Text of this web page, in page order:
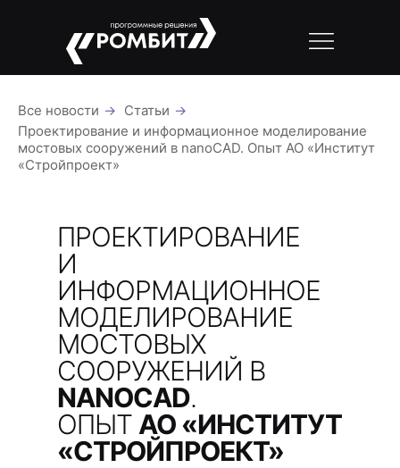
Все новости → Статьи →
Проектирование и информационное моделирование
мостовых сооружений в nanoCAD. Опыт АО «Институт
«Стройпроект»
ПРОЕКТИРОВАНИЕ
И
ИНФОРМАЦИОННОЕ
МОДЕЛИРОВАНИЕ
МОСТОВЫХ
СООРУЖЕНИЙ В
NANOCAD.
ОПЫТ АО «ИНСТИТУТ
«СТРОЙПРОЕКТ»